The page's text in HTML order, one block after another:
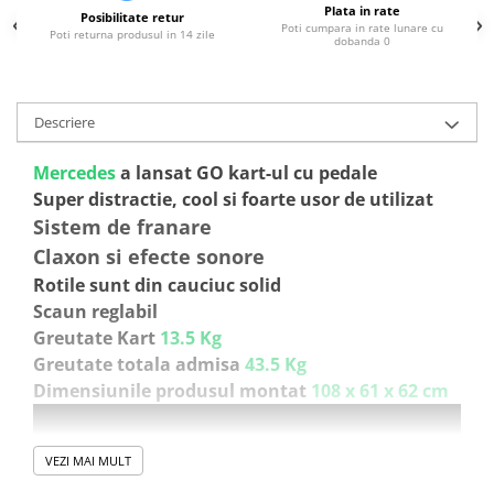
Posibilitate retur
Poti returna produsul in 14 zile
Plata in rate
Poti cumpara in rate lunare cu
dobanda 0
Descriere
Mercedesa lansat GO kart-ul cu pedale
Super distractie, cool si foarte usor de utilizat
Sistem de franare
Claxon si efecte sonore
Rotile sunt din cauciuc solid
Scaun reglabil
Greutate Kart 13.5 Kg
Greutate totala admisa 43.5 Kg
Dimensiunile produsul montat 108 x 61 x 62 cm
VEZI MAI MULT